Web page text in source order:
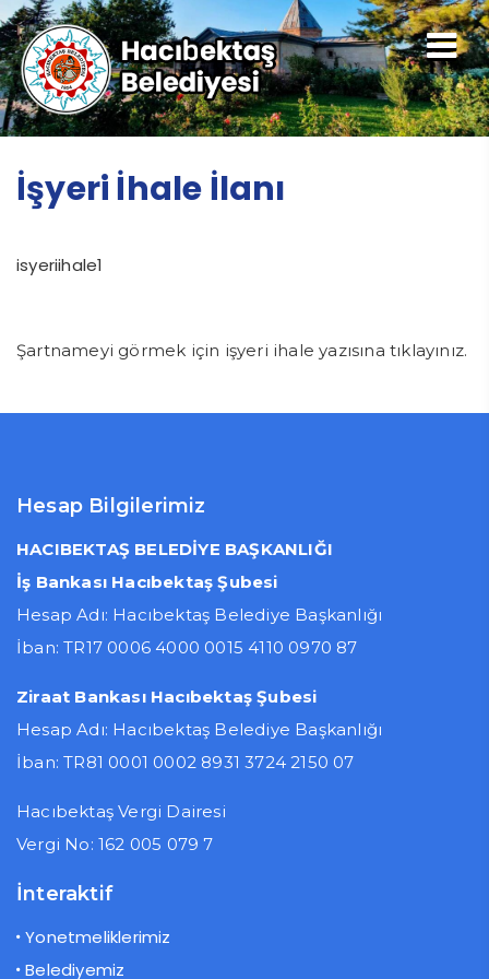
İşyeri İhale İlanı
isyeriihale1
Şartnameyi görmek için işyeri ihale yazısına tıklayınız.
Hesap Bilgilerimiz
HACIBEKTAŞ BELEDİYE BAŞKANLIĞI
İş Bankası Hacıbektaş Şubesi
Hesap Adı: Hacıbektaş Belediye Başkanlığı
İban: TR17 0006 4000 0015 4110 0970 87
Ziraat Bankası Hacıbektaş Şubesi
Hesap Adı: Hacıbektaş Belediye Başkanlığı
İban: TR81 0001 0002 8931 3724 2150 07
Hacıbektaş Vergi Dairesi
Vergi No: 162 005 079 7
İnteraktif
Yonetmeliklerimiz
Belediyemiz